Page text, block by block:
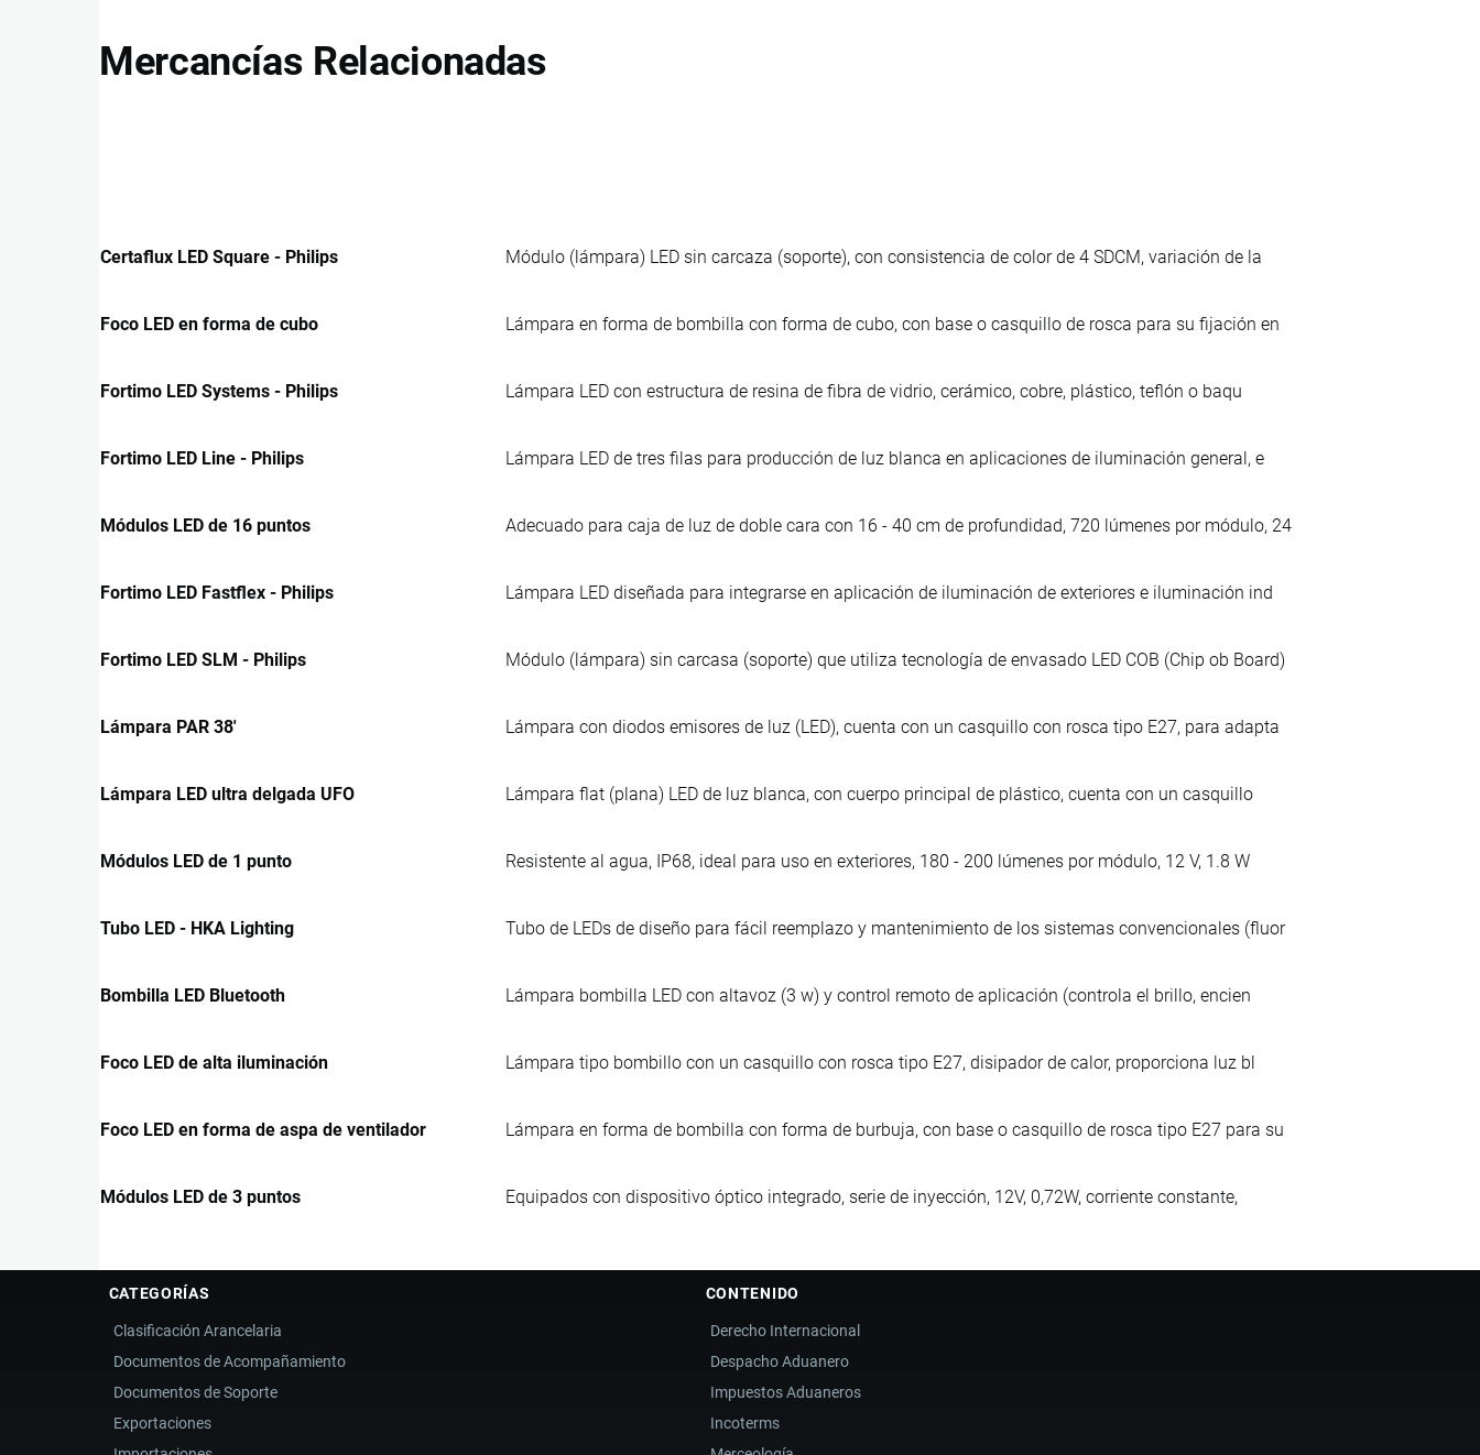
Mercancías Relacionadas
Certaflux LED Square - Philips Módulo (lámpara) LED sin carcaza (soporte), con consistencia de color de 4 SDCM, variación de la
Foco LED en forma de cubo Lámpara en forma de bombilla con forma de cubo, con base o casquillo de rosca para su fijación en
Fortimo LED Systems - Philips Lámpara LED con estructura de resina de fibra de vidrio, cerámico, cobre, plástico, teflón o baqu
Fortimo LED Line - Philips Lámpara LED de tres filas para producción de luz blanca en aplicaciones de iluminación general, e
Módulos LED de 16 puntos Adecuado para caja de luz de doble cara con 16 - 40 cm de profundidad, 720 lúmenes por módulo, 24
Fortimo LED Fastflex - Philips Lámpara LED diseñada para integrarse en aplicación de iluminación de exteriores e iluminación ind
Fortimo LED SLM - Philips Módulo (lámpara) sin carcasa (soporte) que utiliza tecnología de envasado LED COB (Chip ob Board)
Lámpara PAR 38' Lámpara con diodos emisores de luz (LED), cuenta con un casquillo con rosca tipo E27, para adapta
Lámpara LED ultra delgada UFO Lámpara flat (plana) LED de luz blanca, con cuerpo principal de plástico, cuenta con un casquillo
Módulos LED de 1 punto Resistente al agua, IP68, ideal para uso en exteriores, 180 - 200 lúmenes por módulo, 12 V, 1.8 W
Tubo LED - HKA Lighting Tubo de LEDs de diseño para fácil reemplazo y mantenimiento de los sistemas convencionales (fluor
Bombilla LED Bluetooth Lámpara bombilla LED con altavoz (3 w) y control remoto de aplicación (controla el brillo, encien
Foco LED de alta iluminación Lámpara tipo bombillo con un casquillo con rosca tipo E27, disipador de calor, proporciona luz bl
Foco LED en forma de aspa de ventilador Lámpara en forma de bombilla con forma de burbuja, con base o casquillo de rosca tipo E27 para su
Módulos LED de 3 puntos Equipados con dispositivo óptico integrado, serie de inyección, 12V, 0,72W, corriente constante,
CATEGORÍAS
Clasificación Arancelaria
Documentos de Acompañamiento
Documentos de Soporte
Exportaciones
CONTENIDO
Derecho Internacional
Despacho Aduanero
Impuestos Aduaneros
Incoterms